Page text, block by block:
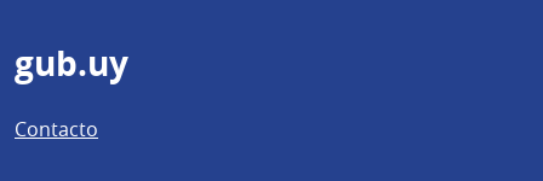
Pie
de
página
gub.uy
Contacto